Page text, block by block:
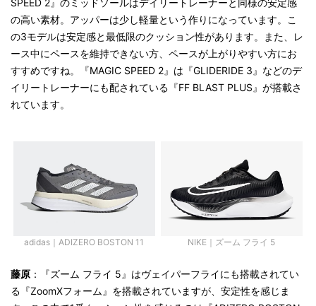
SPEED 2』のミッドソールはデイリートレーナーと同様の安定感
の高い素材。アッパーは少し軽量という作りになっています。 こ
の3モデルは安定感と最低限のクッション性があります。また、レ
ース中にペースを維持できない方、ペースが上がりやすい方にお
すすめですね。
『MAGIC SPEED 2』 は『GLIDERIDE 3』などのデ
イリートレーナーにも配されている『FF BLAST PLUS』が搭載さ
れています。
adidas｜ADIZERO BOSTON 11 NIKE｜ズーム フライ 5
藤原 ：『ズーム フライ 5 』はヴェイパーフライにも搭載されてい
る『ZoomXフォーム』を搭載されていますが、安定性を感じま